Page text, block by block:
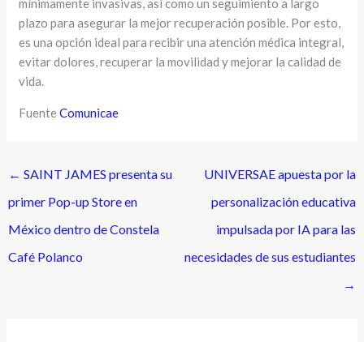
mínimamente invasivas, así como un seguimiento a largo
plazo para asegurar la mejor recuperación posible. Por esto,
es una opción ideal para recibir una atención médica integral,
evitar dolores, recuperar la movilidad y mejorar la calidad de
vida.
FuenteComunicae
← SAINT JAMES presenta su
primer Pop-up Store en
México dentro de Constela
Café Polanco
UNIVERSAE apuesta por la
personalización educativa
impulsada por IA para las
necesidades de sus estudiantes
→